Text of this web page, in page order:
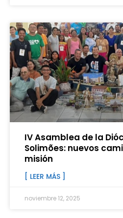
IV Asamblea de la
Solimões: nuevos
misión
[ LEER MÁS ]
noviembre 12, 2025